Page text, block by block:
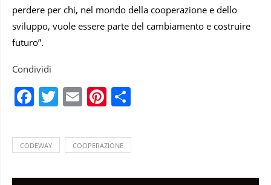
perdere per chi, nel mondo della cooperazione e dello
sviluppo, vuole essere parte del cambiamento e costruire
futuro”.
Condividi
Facebook
Twitter
EmailPinterest
CODEWAY COOPERAZIONE